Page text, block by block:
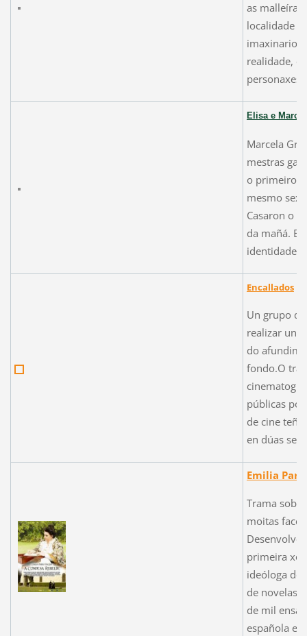
as malleíras
localidade
imaxinario,
realidade,
personaxes
Elisa e
Marcela
mestras
o primeiro
mesmo
Casaron o
da mañá.
identidade
Encallados
Un grupo
realizar un
do
fondo.O
públicas
de cine
en dúas
Emilia
Trama
moitas
primeira
ideóloga do
de novelas,
de mil
española e